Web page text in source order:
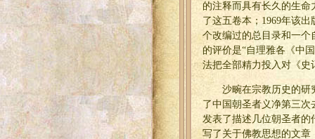
的注释而具有长久的生命
了这五卷本；1969年该
个改编过的总目录和一个
的评价是“自理雅各《中
法把全部精力投入对《史
沙畹在宗教历史的研
了中国朝圣者义净第三次
发表了描述几位朝圣者的
写了关于佛教思想的文章